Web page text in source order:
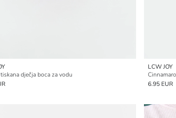
dječja boca za vodu
LCW JOY
6.95 EUR